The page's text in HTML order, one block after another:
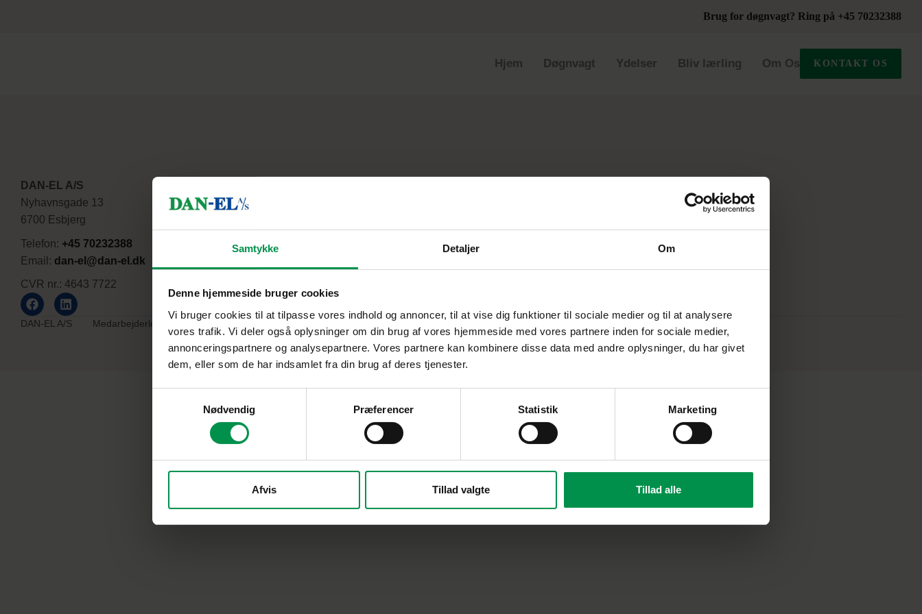
Samtykke Detaljer Om
Denne hjemmeside bruger cookies
Vi bruger cookies til at tilpasse vores indhold og annoncer, til at vise dig funktioner til sociale medier og til at analysere
vores trafik. Vi deler også oplysninger om din brug af vores hjemmeside med vores partnere inden for sociale medier,
annonceringspartnere og analysepartnere. Vores partnere kan kombinere disse data med andre oplysninger, du har givet
dem, eller som de har indsamlet fra din brug af deres tjenester.
Nødvendig
Præferencer Statistik Marketing
Afvis Tillad valgte Tillad alle
Brug for døgnvagt? Ring på +45 70232388
Hjem Døgnvagt Ydelser Bliv lærling Om Os KONTAKT OS
DAN-EL A/S
Nyhavnsgade 13
6700 Esbjerg
Telefon: +45 70232388
Email: dan-el@dan-el.dk
CVR nr.: 4643 7722
DAN-EL A/S Medarbejderlogin Klage Privatlivspolitik